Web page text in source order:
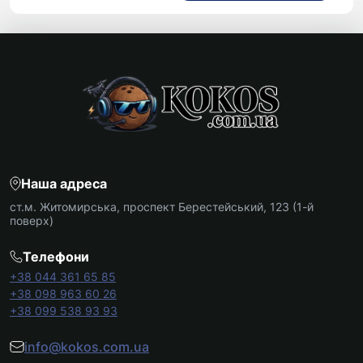
Наша адреса
ст.м. Житомирська, проспект Берестейський, 123 (1-й
поверх)
Телефони
+38 044 361 65 85
+38 098 963 60 26
+38 099 538 93 93
info@kokos.com.ua